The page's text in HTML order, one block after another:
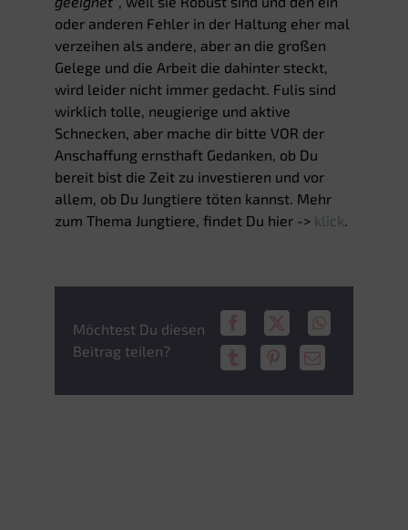
oder anderen Fehler in der Haltung eher mal
verzeihen als andere, aber an die großen
Gelege und die Arbeit die dahinter steckt,
wird leider nicht immer gedacht. Fulis sind
wirklich tolle, neugierige und aktive
Schnecken, aber mache dir bitte VOR der
Anschaffung ernsthaft Gedanken, ob Du
bereit bist die Zeit zu investieren und vor
allem, ob Du Jungtiere töten kannst. Mehr
zum Thema Jungtiere, findet Du hier -> klick.
Möchtest Du diesen
Beitrag teilen?